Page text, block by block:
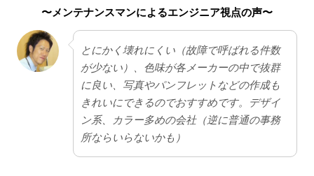
い。他のメーカーのように音声案内がなく光と音の
みの案内になっている点。
〜メンテナンスマンによるエンジニア視点の声〜
とにかく壊れにくい（故障で呼ばれる件数
が少ない）、色味が各メーカーの中で抜群
に良い、写真やパンフレットなどの作成も
きれいにできるのでおすすめです。デザイ
ン系、カラー多めの会社（逆に普通の事務
所ならいらないかも）